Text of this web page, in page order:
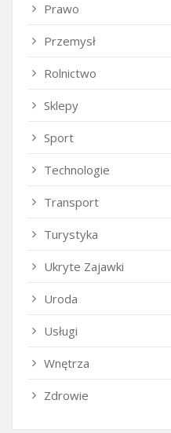
Prawo
Przemysł
Rolnictwo
Sklepy
Sport
Technologie
Transport
Turystyka
Ukryte Zajawki
Uroda
Usługi
Wnętrza
Zdrowie